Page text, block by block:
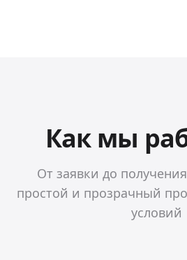
Как мы
От заявки до
простой и прозрачный
условий